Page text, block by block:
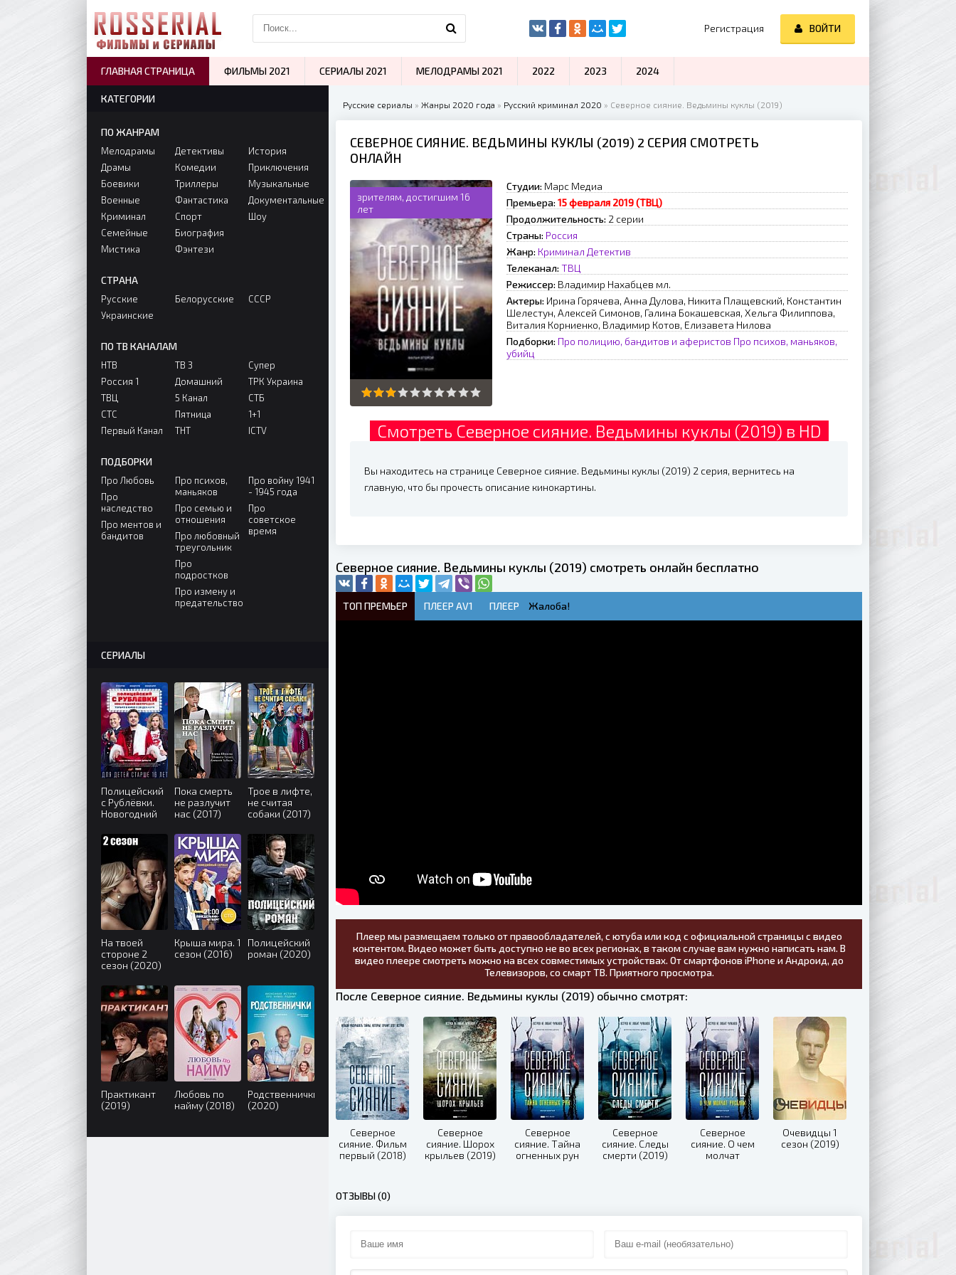
Русские сериалы » Жанры 2020 года » Русский криминал 2020 » Северное сияние. Ведьмины куклы (2019)
СЕВЕРНОЕ СИЯНИЕ. ВЕДЬМИНЫ КУКЛЫ (2019) 2 СЕРИЯ СМОТРЕТЬ
ОНЛАЙН
зрителям, достигшим 16
лет
Студии: Марс Медиа
Премьера: 15 февраля 2019 (ТВЦ)
Продолжительность: 2 серии
Страны: Россия
Жанр: Криминал Детектив
Телеканал: ТВЦ
Режиссер: Владимир Нахабцев мл.
Актеры: Ирина Горячева, Анна Дулова, Никита Плащевский, Константин
Шелестун, Алексей Симонов, Галина Бокашевская, Хельга Филиппова,
Виталия Корниенко, Владимир Котов, Елизавета Нилова
Подборки: Про полицию, бандитов и аферистов Про психов, маньяков,
убийц
Смотреть Северное сияние. Ведьмины куклы (2019) в HD
Вы находитесь на странице Северное сияние. Ведьмины куклы (2019) 2 серия, вернитесь на
главную, что бы прочесть описание кинокартины.
Северное сияние. Ведьмины куклы (2019) смотреть онлайн бесплатно
ТОП ПРЕМЬЕР ПЛЕЕР AV1 ПЛЕЕР Жалоба!
Плеер мы размещаем только от правообладателей, с ютуба или код с официальной страницы с видео
контентом. Видео может быть доступно не во всех регионах, в таком случае вам нужно написать нам. В
видео плеере смотреть можно на всех совместимых устройствах. От смартфонов iPhone и Андроид, до
Телевизоров, со смарт ТВ. Приятного просмотра.
После Северное сияние. Ведьмины куклы (2019) обычно смотрят:
Северное
сияние. Фильм
первый (2018)
Северное
сияние. Шорох
крыльев (2019)
Северное
сияние. Тайна
огненных рун
Северное
сияние. Следы
смерти (2019)
Северное
сияние. О чем
молчат
Очевидцы 1
сезон (2019)
ОТЗЫВЫ (0)
КАТЕГОРИИ
ПО ЖАНРАМ
Мелодрамы
Драмы
Боевики
Военные
Криминал
Семейные
Мистика
Детективы
Комедии
Триллеры
Фантастика
Спорт
Биография
Фэнтези
История
Приключения
Музыкальные
Документальные
Шоу
СТРАНА
Русские
Украинские
Белорусские СССР
ПО ТВ КАНАЛАМ
НТВ
Россия 1
ТВЦ
СТС
Первый Канал
ТВ 3
Домашний
5 Канал
Пятница
ТНТ
Супер
ТРК Украина
СТБ
1+1
ICTV
ПОДБОРКИ
Про Любовь
Про
наследство
Про ментов и
бандитов
Про психов,
маньяков
Про семью и
отношения
Про любовный
треугольник
Про
подростков
Про измену и
предательство
Про войну 1941
- 1945 года
Про
советское
время
СЕРИАЛЫ
Полицейский
с Рублёвки.
Новогодний
(2018)
Пока смерть
не разлучит
нас (2017)
Трое в лифте,
не считая
собаки (2017)
На твоей
стороне 2
сезон (2020)
Крыша мира. 1
сезон (2016)
Полицейский
роман (2020)
Практикант
(2019)
Любовь по
найму (2018)
Родственнички
(2020)
Регистрация ВОЙТИ
ГЛАВНАЯ СТРАНИЦА ФИЛЬМЫ 2021 СЕРИАЛЫ 2021 МЕЛОДРАМЫ 2021 2022 2023 2024